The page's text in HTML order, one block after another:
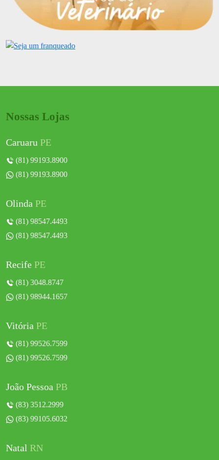
Nossas Lojas
Caruaru PE
(81) 99193.8900
(81) 99193.8900
Olinda PE
(81) 98547.4493
(81) 98547.4493
Recife PE
(81) 3048.8747
(81) 98944.1657
Vitória PE
(81) 99526.7599
(81) 99526.7599
João Pessoa PB
(83) 3512.2999
(83) 99105.6032
Natal RN